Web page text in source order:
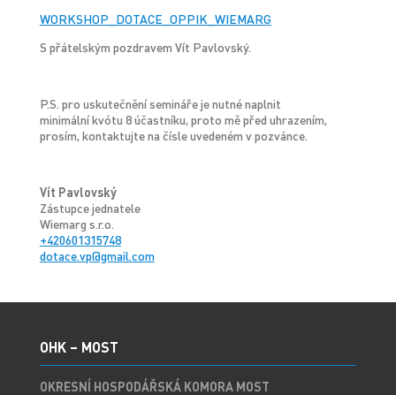
WORKSHOP_DOTACE_OPPIK_WIEMARG
S přátelským pozdravem Vít Pavlovský.
P.S. pro uskutečnění semináře je nutné naplnit
minimální kvótu 8 účastníku, proto mě před uhrazením,
prosím, kontaktujte na čísle uvedeném v pozvánce.
Vít Pavlovský
Zástupce jednatele
Wiemarg s.r.o.
+420601315748
dotace.vp@gmail.com
OHK – MOST
OKRESNÍ HOSPODÁŘSKÁ KOMORA MOST